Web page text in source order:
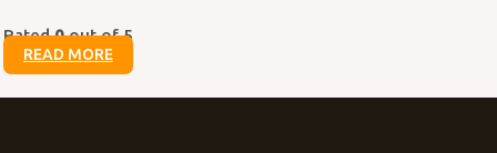
Rated0out of 5
READ MORE